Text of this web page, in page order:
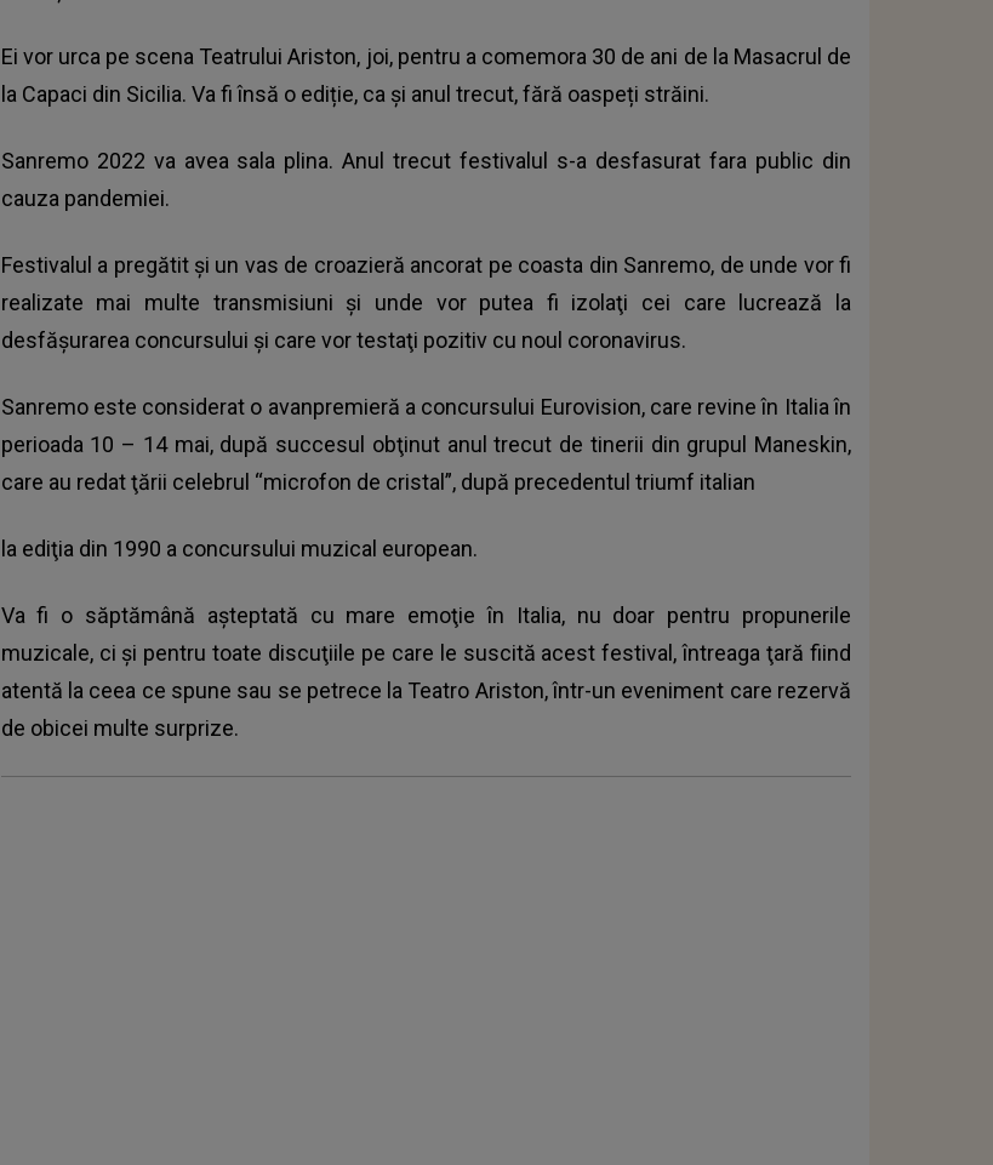
Ei vor urca pe scena Teatrului Ariston, joi, pentru a comemora 30 de ani de la Masacrul de
la Capaci din Sicilia. Va fi însă o ediție, ca și anul trecut, fără oaspeți străini.
Sanremo 2022 va avea sala plina. Anul trecut festivalul s-a desfasurat fara public din
cauza pandemiei.
Festivalul a pregătit şi un vas de croazieră ancorat pe coasta din Sanremo, de unde vor fi
realizate mai multe transmisiuni şi unde vor putea fi izolaţi cei care lucrează la
desfăşurarea concursului şi care vor testaţi pozitiv cu noul coronavirus.
Sanremo este considerat o avanpremieră a concursului Eurovision, care revine în Italia în
perioada 10 – 14 mai, după succesul obţinut anul trecut de tinerii din grupul Maneskin,
care au redat ţării celebrul “microfon de cristal”, după precedentul triumf italian
la ediţia din 1990 a concursului muzical european.
Va fi o săptămână aşteptată cu mare emoţie în Italia, nu doar pentru propunerile
muzicale, ci şi pentru toate discuţiile pe care le suscită acest festival, întreaga ţară fiind
atentă la ceea ce spune sau se petrece la Teatro Ariston, într-un eveniment care rezervă
de obicei multe surprize.